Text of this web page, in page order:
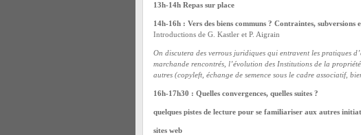
13h-14h Repas sur place
14h-16h : Vers des biens communs ? Contraintes,
Introductions de G. Kastler et P. Aigrain
On discutera des verrous juridiques qui entravent les pratiques
marchande rencontrés, l’évolution des Institutions de la
autres (copyleft, échange de semence sous le cadre associatif,
16h-17h30 : Quelles convergences, quelles suites ?
quelques pistes de lecture pour se familiariser aux autres
sites web